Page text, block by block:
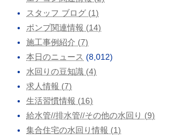
スタッフ ブログ (1)
ポンプ関連情報 (14)
施工事例紹介 (7)
本日のニュース (8,012)
水回りの豆知識 (4)
求人情報 (7)
生活習慣情報 (16)
給水管//排水管//その他の水回り (9)
集合住宅の水回り情報 (1)